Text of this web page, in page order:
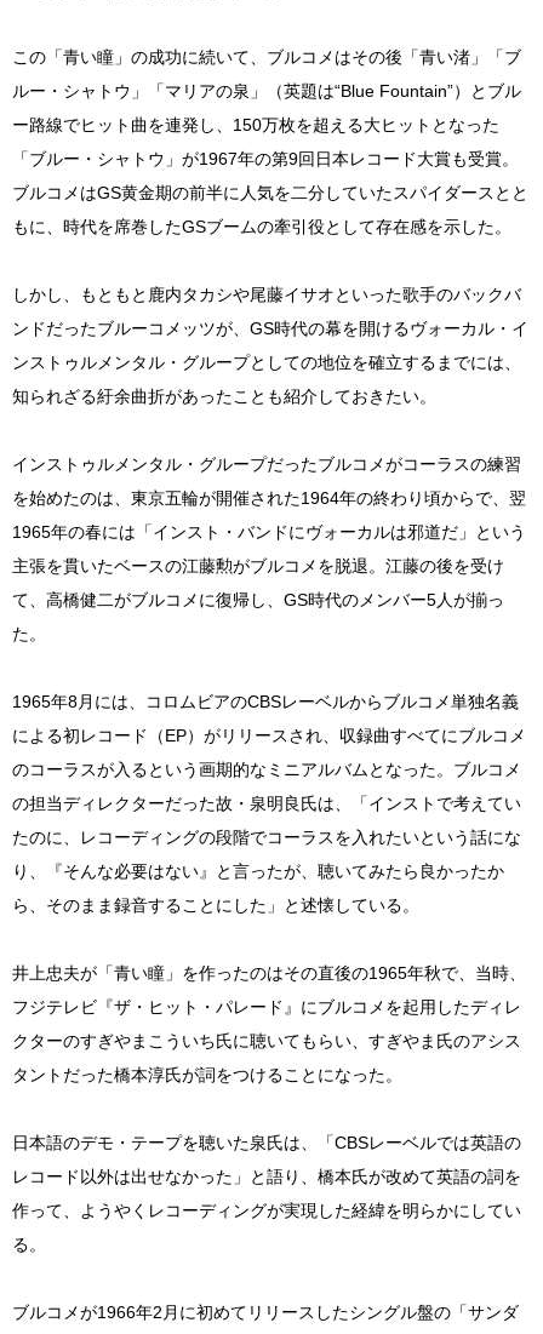
この「青い瞳」の成功に続いて、ブルコメはその後「青い渚」「ブ
ルー・シャトウ」「マリアの泉」（英題は“Blue Fountain”）とブル
ー路線でヒット曲を連発し、150万枚を超える大ヒットとなった
「ブルー・シャトウ」が1967年の第9回日本レコード大賞も受賞。
ブルコメはGS黄金期の前半に人気を二分していたスパイダースとと
もに、時代を席巻したGSブームの牽引役として存在感を示した。
しかし、もともと鹿内タカシや尾藤イサオといった歌手のバックバ
ンドだったブルーコメッツが、GS時代の幕を開けるヴォーカル・イ
ンストゥルメンタル・グループとしての地位を確立するまでには、
知られざる紆余曲折があったことも紹介しておきたい。
インストゥルメンタル・グループだったブルコメがコーラスの練習
を始めたのは、東京五輪が開催された1964年の終わり頃からで、翌
1965年の春には「インスト・バンドにヴォーカルは邪道だ」という
主張を貫いたベースの江藤勲がブルコメを脱退。江藤の後を受け
て、高橋健二がブルコメに復帰し、GS時代のメンバー5人が揃っ
た。
1965年8月には、コロムビアのCBSレーベルからブルコメ単独名義
による初レコード（EP）がリリースされ、収録曲すべてにブルコメ
のコーラスが入るという画期的なミニアルバムとなった。ブルコメ
の担当ディレクターだった故・泉明良氏は、「インストで考えてい
たのに、レコーディングの段階でコーラスを入れたいという話にな
り、『そんな必要はない』と言ったが、聴いてみたら良かったか
ら、そのまま録音することにした」と述懐している。
井上忠夫が「青い瞳」を作ったのはその直後の1965年秋で、当時、
フジテレビ『ザ・ヒット・パレード』にブルコメを起用したディレ
クターのすぎやまこういち氏に聴いてもらい、すぎやま氏のアシス
タントだった橋本淳氏が詞をつけることになった。
日本語のデモ・テープを聴いた泉氏は、「CBSレーベルでは英語の
レコード以外は出せなかった」と語り、橋本氏が改めて英語の詞を
作って、ようやくレコーディングが実現した経緯を明らかにしてい
る。
ブルコメが1966年2月に初めてリリースしたシングル盤の「サンダ